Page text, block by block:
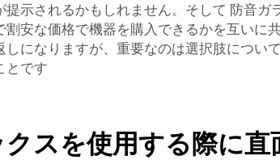
示されるかもしれません。そして 防音ガ
安な価格で機器を購入できるかを互い
になりますが、重要なのは選択肢につ
とです
スを使用する際に